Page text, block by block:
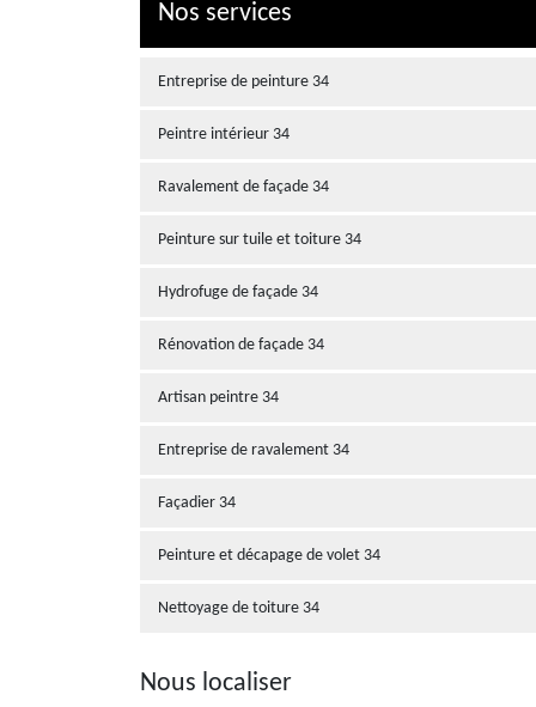
Nos services
Entreprise de peinture 34
Peintre intérieur 34
Ravalement de façade 34
Peinture sur tuile et toiture 34
Hydrofuge de façade 34
Rénovation de façade 34
Artisan peintre 34
Entreprise de ravalement 34
Façadier 34
Peinture et décapage de volet 34
Nettoyage de toiture 34
Nous localiser